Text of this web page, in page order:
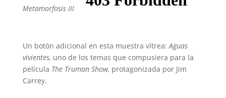
Metamorfosis III
Un botón adicional en esta muestra vítrea:Aguas
vivientes, uno de los temas que compusiera para la
película The Truman Show, protagonizada por Jim
Carrey.